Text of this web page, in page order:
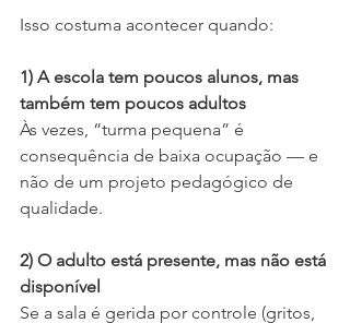
Isso costuma acontecer quando:
1) A escola tem poucos alunos, mas
também tem poucos adultos
Às vezes, “turma pequena” é
consequência de baixa ocupação — e
não de um projeto pedagógico de
qualidade.
2) O adulto está presente, mas não está
disponível
Se a sala é gerida por controle (gritos,